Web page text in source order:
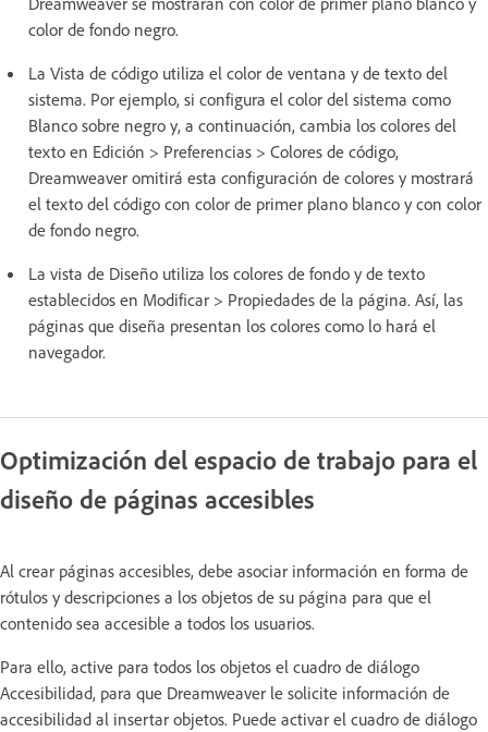
color de fondo negro.
La Vista de código utiliza el color de ventana y de texto del
sistema. Por ejemplo, si configura el color del sistema como
Blanco sobre negro y, a continuación, cambia los colores del
texto en Edición > Preferencias > Colores de código,
Dreamweaver omitirá esta configuración de colores y mostrará
el texto del código con color de primer plano blanco y con color
de fondo negro.
La vista de Diseño utiliza los colores de fondo y de texto
establecidos en Modificar > Propiedades de la página. Así, las
páginas que diseña presentan los colores como lo hará el
navegador.
Optimización del espacio de trabajo para el
diseño de páginas accesibles
Al crear páginas accesibles, debe asociar información en forma de
rótulos y descripciones a los objetos de su página para que el
contenido sea accesible a todos los usuarios.
Para ello, active para todos los objetos el cuadro de diálogo
Accesibilidad, para que Dreamweaver le solicite información de
accesibilidad al insertar objetos. Puede activar el cuadro de diálogo